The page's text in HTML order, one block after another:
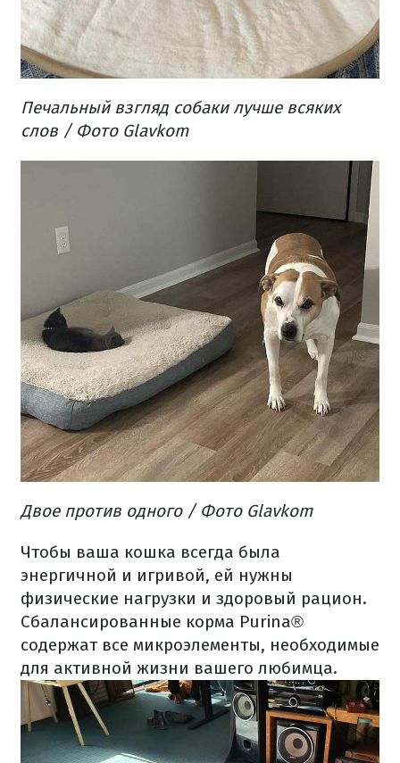
Печальный взгляд собаки лучше всяких
слов / Фото Glavkom
Двое против одного/ Фото Glavkom
Чтобы ваша кошка всегда была
энергичной и игривой, ей нужны
физические нагрузки и здоровый рацион.
Сбалансированные корма Purina®
содержат все микроэлементы, необходимые
для активной жизни вашего любимца.